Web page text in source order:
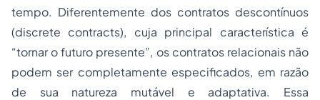
tempo. Diferentemente dos contratos descontínuos
(discrete contracts), cuja principal característica é
“tornar o futuro presente”, os contratos relacionais não
podem ser completamente especificados, em razão
de sua natureza mutável e adaptativa. Essa